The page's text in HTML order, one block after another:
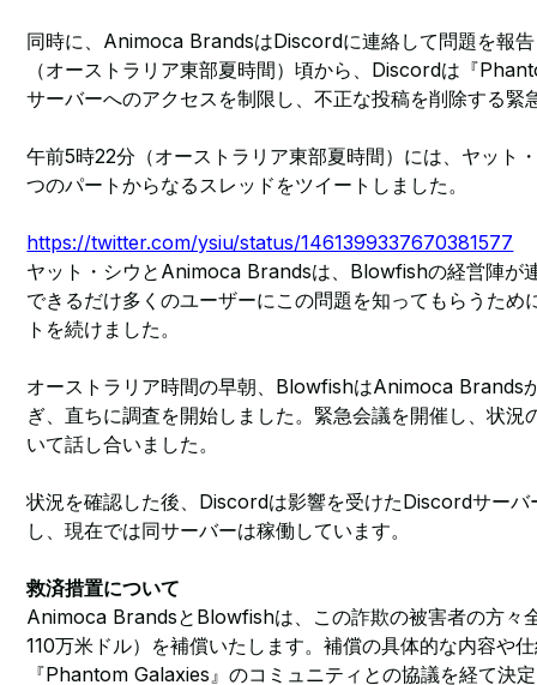
同時に、Animoca BrandsはDiscordに連絡して問題を報
（オーストラリア東部夏時間）頃から、Discordは『
サーバーへのアクセスを制限し、不正な投稿を削除する緊
午前5時22分（オーストラリア東部夏時間）には、ヤット
つのパートからなるスレッドをツイートしました。
https://twitter.com/ysiu/status/1461399337670381577
ヤット・シウとAnimoca Brandsは、Blowfishの経営陣が
できるだけ多くのユーザーにこの問題を知ってもらうため
トを続けました。
オーストラリア時間の早朝、BlowfishはAnimoca Brands
ぎ、直ちに調査を開始しました。緊急会議を開催し、状況
いて話し合いました。
状況を確認した後、Discordは影響を受けたDiscordサー
し、現在では同サーバーは稼働しています。
救済措置について
Animoca BrandsとBlowfishは、この詐欺の被害者の方々
110万米ドル）を補償いたします。補償の具体的な内容や
『Phantom Galaxies』のコミュニティとの協議を経て決